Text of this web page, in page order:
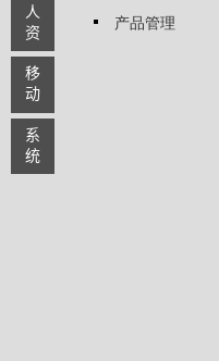
人
资
移
动
系
统
产品管理